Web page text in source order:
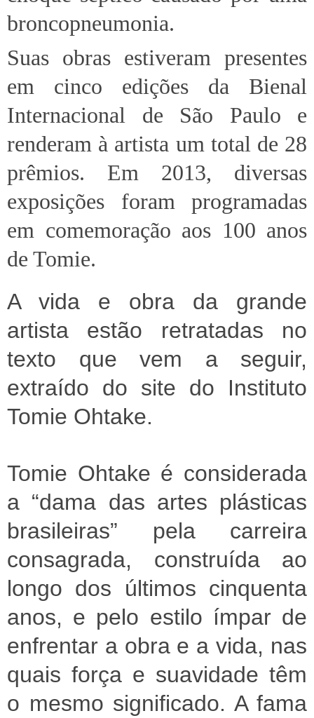
broncopneumonia.
Suas obras estiveram presentes
em cinco edições da Bienal
Internacional de São Paulo e
renderam à artista um total de 28
prêmios. Em 2013, diversas
exposições foram programadas
em comemoração aos 100 anos
de Tomie.
A vida e obra da grande
artista estão retratadas no
texto que vem a seguir,
extraído do site do Instituto
Tomie Ohtake.
Tomie Ohtake é considerada
a “dama das artes plásticas
brasileiras” pela carreira
consagrada, construída ao
longo dos últimos cinquenta
anos, e pelo estilo ímpar de
enfrentar a obra e a vida, nas
quais força e suavidade têm
o mesmo significado. A fama